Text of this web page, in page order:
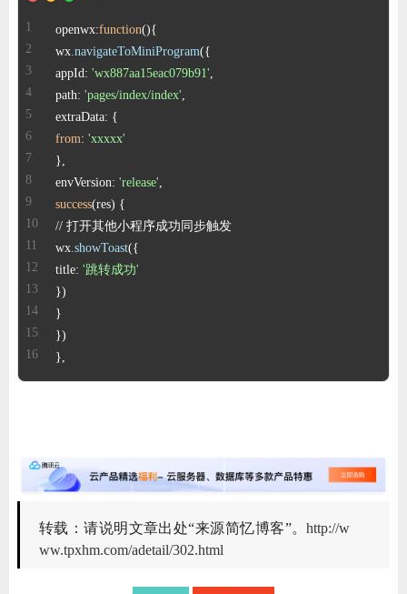
openwx:function
wx.navigateToMiniProgram
appId: 'wx887aa15eac079b91'
path: 'pages/index/index'
from: 'xxxxx'
envVersion: 'release'
success
// 打开其他小程序成功同步触发
wx.showToast
title: '跳转成功'
},
转载：请说明文章出处“来源简忆博客”。http://w
ww.tpxhm.com/adetail/302.html